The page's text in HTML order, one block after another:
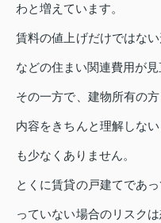
わと増えています。
賃料の値上げだけではな
などの住まい関連費用が
その一方で、建物所有の
内容をきちんと理解しな
も少なくありません。
とくに賃貸の戸建てであ
っていない場合のリスク